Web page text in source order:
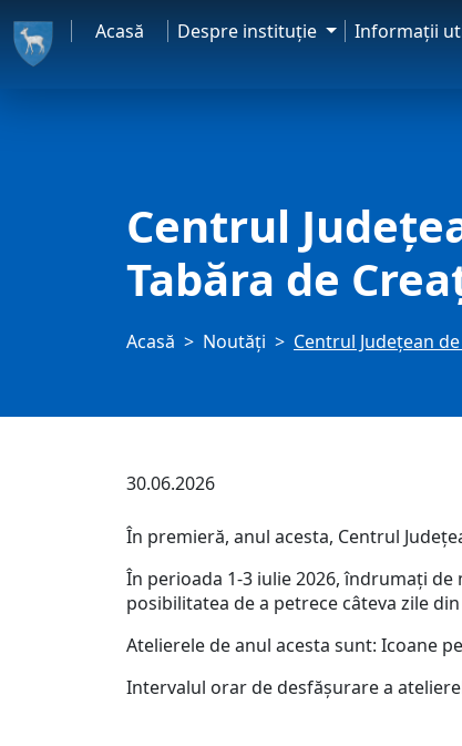
Acasă Despre instituţie Informaţii
Centrul
Tabăra de
Acasă Noutăți Centrul Județean
30.06.2026
În premieră, anul acesta, Centrul
În perioada 1-3 iulie 2026, îndrumați
posibilitatea de a petrece câteva zile
Atelierele de anul acesta sunt: Icoane
Intervalul orar de desfășurare a